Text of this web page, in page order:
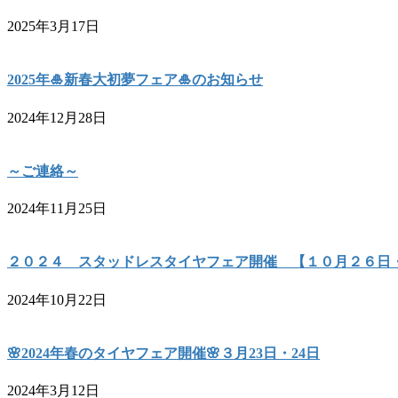
2025年3月17日
2025年🎍新春大初夢フェア🎍のお知らせ
2024年12月28日
～ご連絡～
2024年11月25日
２０２４ スタッドレスタイヤフェア開催 【１０月２６日
2024年10月22日
🌸2024年春のタイヤフェア開催🌸３月23日・24日
2024年3月12日